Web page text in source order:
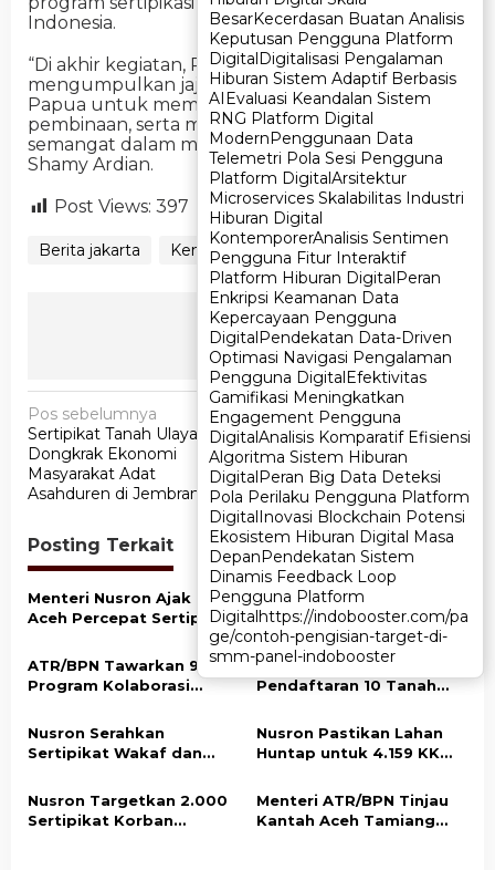
BesarKecerdasan Buatan Analisis
Keputusan Pengguna Platform
DigitalDigitalisasi Pengalaman
Hiburan Sistem Adaptif Berbasis
AIEvaluasi Keandalan Sistem
RNG Platform Digital
ModernPenggunaan Data
Telemetri Pola Sesi Pengguna
Platform DigitalArsitektur
Microservices Skalabilitas Industri
Hiburan Digital
KontemporerAnalisis Sentimen
Pengguna Fitur Interaktif
Platform Hiburan DigitalPeran
Enkripsi Keamanan Data
Kepercayaan Pengguna
DigitalPendekatan Data-Driven
Optimasi Navigasi Pengalaman
Pengguna DigitalEfektivitas
Gamifikasi Meningkatkan
Engagement Pengguna
DigitalAnalisis Komparatif Efisiensi
Algoritma Sistem Hiburan
DigitalPeran Big Data Deteksi
Pola Perilaku Pengguna Platform
DigitalInovasi Blockchain Potensi
Ekosistem Hiburan Digital Masa
DepanPendekatan Sistem
Dinamis Feedback Loop
Pengguna Platform
Digitalhttps://indobooster.com/pa
ge/contoh-pengisian-target-di-
smm-panel-indobooster
BesarKecerdasan Buatan Analisis
Keputusan Pengguna Platform
DigitalDigitalisasi Pengalaman
Hiburan Sistem Adaptif Berbasis
AIEvaluasi Keandalan Sistem
RNG Platform Digital
ModernPenggunaan Data
Telemetri Pola Sesi Pengguna
Platform DigitalArsitektur
Microservices Skalabilitas Industri
Hiburan Digital
KontemporerAnalisis Sentimen
Pengguna Fitur Interaktif
Platform Hiburan DigitalPeran
Enkripsi Keamanan Data
Kepercayaan Pengguna
DigitalPendekatan Data-Driven
Optimasi Navigasi Pengalaman
Pengguna DigitalEfektivitas
Gamifikasi Meningkatkan
Engagement Pengguna
DigitalAnalisis Komparatif Efisiensi
Algoritma Sistem Hiburan
DigitalPeran Big Data Deteksi
Pola Perilaku Pengguna Platform
DigitalInovasi Blockchain Potensi
Ekosistem Hiburan Digital Masa
DepanPendekatan Sistem
Dinamis Feedback Loop
Pengguna Platform
Digitalhttps://indobooster.com/pa
ge/contoh-pengisian-target-di-
smm-panel-indobooster
Indonesia.
“Di akhir kegiatan, Pak Menteri juga akan
mengumpulkan jajarannya yang ada di wilayah
Papua untuk memberikan pengarahan,
pembinaan, serta motivasi guna meningkatkan
semangat dalam melayani masyarakat,” tutup
Shamy Ardian.
Post Views: 397
Berita jakarta Kementerian ATR/BPN
Ikuti Kami
N
a
v
i
g
a
s
i
p
o
s
Pos sebelumnya
Sertipikat Tanah Ulayat
Dongkrak Ekonomi
Masyarakat Adat
Asahduren di Jembrana
Pos berikutnya
Menteri Nusron Targetkan
Awal 2026 Revisi RTRW
Selesai
Posting Terkait
Menteri Nusron Ajak NU
Aceh Percepat Sertipikasi
Kepastian Hukum Aset
Umat
Menteri Nusron Minta
Jajaran BPN Aceh
Percepat Transformasi
Layanan Pertanahan
Berbasis Kepuasan
Masyarakat
ATR/BPN Tawarkan 9
Program Kolaborasi
untuk Perkuat Layanan
Pertanahan
ATR/BPN Targetkan
Pendaftaran 10 Tanah
Perkuat Perlindungan
Hak Masyarakat Adat
Nusron Serahkan
Sertipikat Wakaf dan
untuk Pembangunan
Masjid di Aceh Tamiang
Nusron Pastikan Lahan
Huntap untuk 4.159 KK
Tamiang Siap Digunakan
Nusron Targetkan 2.000
Sertipikat Korban
Menteri ATR/BPN Tinjau
Kantah Aceh Tamiang